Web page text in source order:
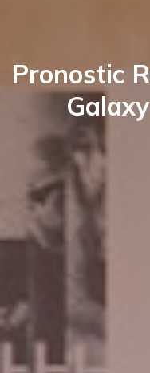
Pronostic